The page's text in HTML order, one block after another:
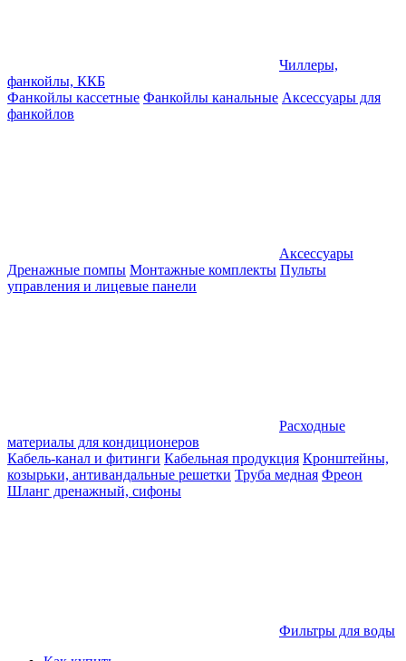
Чиллеры,
фанкойлы, ККБ
Фанкойлы кассетные Фанкойлы канальные Аксессуары для
фанкойлов
Аксессуары
Дренажные помпы Монтажные комплекты Пульты
управления и лицевые панели
Расходные
материалы для кондиционеров
Кабель-канал и фитинги Кабельная продукция Кронштейны,
козырьки, антивандальные решетки Труба медная Фреон
Шланг дренажный, сифоны
Фильтры для воды